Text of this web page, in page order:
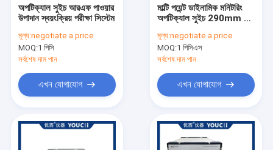
অপটিক্যাল সুইচ আরএফ পাওয়ার
উপাদান স্বয়ংক্রিয় পরীক্ষা সিস্টেম
মূল্য:negotiate a price
MOQ:1 পিসি
সর্বশেষ দাম পান
এখন যোগাযোগ
মাল্টি পয়েন্ট ডাইনামিক মনিটরিং
অপটিক্যাল সুইচ 290mm X
মূল্য:negotiate a price
MOQ:1 পিসিএস
সর্বশেষ দাম পান
এখন যোগাযোগ